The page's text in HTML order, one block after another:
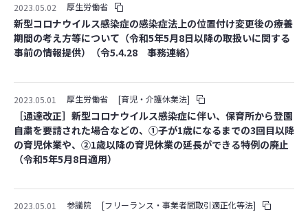
2023.05.02 厚生労働省
新型コロナウイルス感染症の感染症法上の位置付け変更後の療養
期間の考え方等について（令和5年5月8日以降の取扱いに関する
事前の情報提供）（令5.4.28 事務連絡）
2023.05.01 厚生労働省 [育児・介護休業法]
［通達改正］新型コロナウイルス感染症に伴い、保育所から登園
自粛を要請された場合などの、➀子が1歳になるまでの3回目以降
の育児休業や、➁1歳以降の育児休業の延長ができる特例の廃止
（令和5年5月8日適用）
2023.05.01 参議院 [フリーランス・事業者間取引適正化等法]